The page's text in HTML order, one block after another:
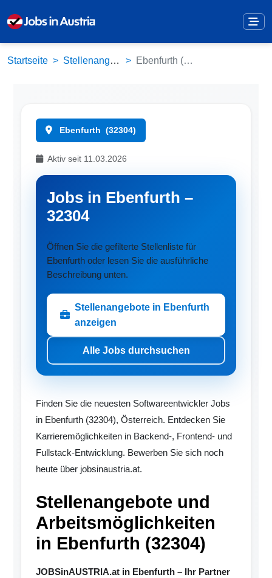
Startseite Stellenangebote Ebenfurth (32304)
Ebenfurth (32304)
Aktiv seit 11.03.2026
Jobs in Ebenfurth –
32304
Öffnen Sie die gefilterte Stellenliste für
Ebenfurth oder lesen Sie die ausführliche
Beschreibung unten.
Stellenangebote in Ebenfurth
anzeigen
Alle Jobs durchsuchen
Finden Sie die neuesten Softwareentwickler Jobs
in Ebenfurth (32304), Österreich. Entdecken Sie
Karrieremöglichkeiten in Backend-, Frontend- und
Fullstack-Entwicklung. Bewerben Sie sich noch
heute über jobsinaustria.at.
Stellenangebote und
Arbeitsmöglichkeiten
in Ebenfurth (32304)
JOBSinAUSTRIA.at in Ebenfurth – Ihr Partner